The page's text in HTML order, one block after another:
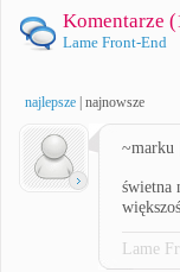
Komentarze (
Lame Front-End
najlepsze najnowsze
~marku
świetna
Lame